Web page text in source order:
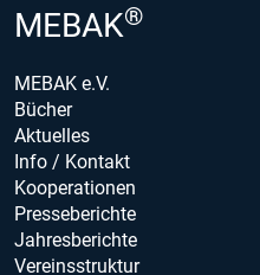
MEBAK®
MEBAK e.V.
Bücher
Aktuelles
Info / Kontakt
Kooperationen
Presseberichte
Jahresberichte
Vereinsstruktur